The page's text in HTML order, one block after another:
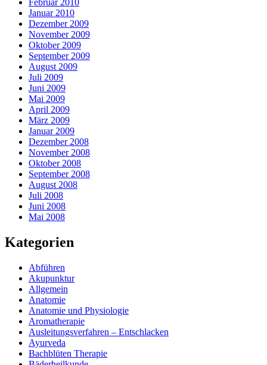
Januar 2010
Dezember 2009
November 2009
Oktober 2009
September 2009
August 2009
Juli 2009
Juni 2009
Mai 2009
April 2009
März 2009
Januar 2009
Dezember 2008
November 2008
Oktober 2008
September 2008
August 2008
Juli 2008
Juni 2008
Mai 2008
Kategorien
Abführen
Akupunktur
Allgemein
Anatomie
Anatomie und Physiologie
Aromatherapie
Ausleitungsverfahren – Entschlacken
Ayurveda
Bachblüten Therapie